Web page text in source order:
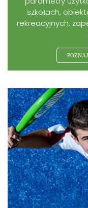
szkołach,
rekreacyjnych,